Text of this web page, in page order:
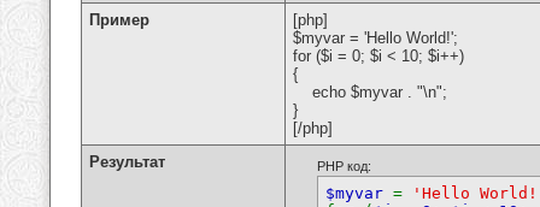
Пример
[php]
$myvar = 'Hello World!';
for ($i = 0; $i < 10; $i++)
{
echo $myvar . "\n";
}
[/php]
Результат
PHP код:
$myvar =
'Hello